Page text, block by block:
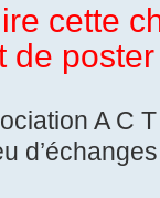
cette
de poster
A C